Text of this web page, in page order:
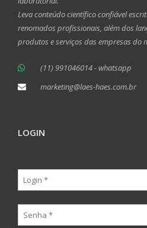
Leva conteúdo científico confiável
renomados profissionais, além dos
produtos e serviços das empresas do
(11) 991046014 - whatsapp
marketing@laes-haes.com.br
LOGIN